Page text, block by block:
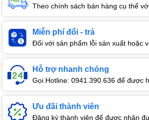
Theo chính sách bán hàng cụ thể
Miễn phí đổi - trả
Đối với sản phẩm lỗi sản xuất hoặc
Hỗ trợ nhanh chóng
Gọi Hotline: 0941.390.636 để được
Ưu đãi thành viên
Đăng ký thành viên để được nhận